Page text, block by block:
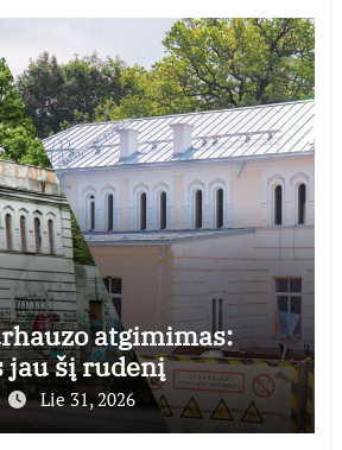
atgimimas:
jau šį rudenį
Lie 31, 2026